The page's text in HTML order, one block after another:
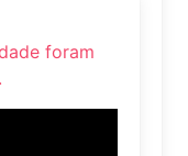
foram